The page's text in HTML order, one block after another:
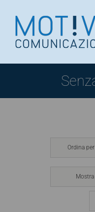
contenuto
Ordina per
Mostra